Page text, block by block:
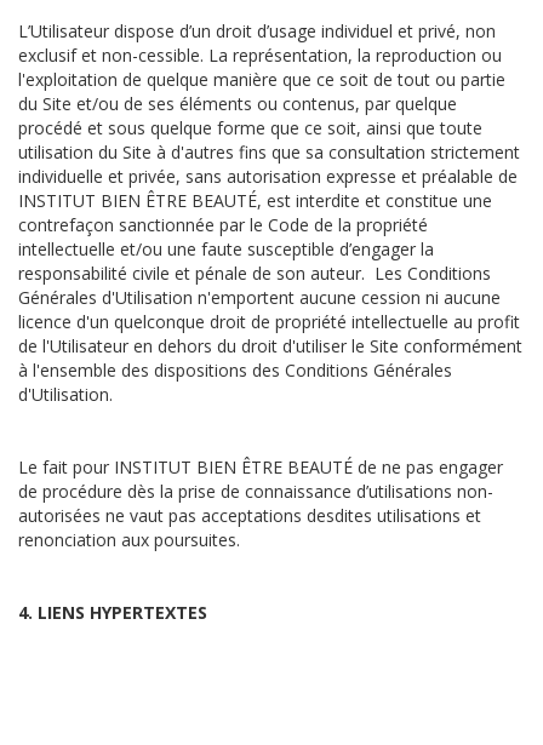
L’Utilisateur dispose d’un droit d’usage individuel et privé, non
exclusif et non-cessible. La représentation, la reproduction ou
l'exploitation de quelque manière que ce soit de tout ou partie
du Site et/ou de ses éléments ou contenus, par quelque
procédé et sous quelque forme que ce soit, ainsi que toute
utilisation du Site à d'autres fins que sa consultation strictement
individuelle et privée, sans autorisation expresse et préalable de
INSTITUT BIEN ÊTRE BEAUTÉ, est interdite et constitue une
contrefaçon sanctionnée par le Code de la propriété
intellectuelle et/ou une faute susceptible d’engager la
responsabilité civile et pénale de son auteur. Les Conditions
Générales d'Utilisation n'emportent aucune cession ni aucune
licence d'un quelconque droit de propriété intellectuelle au profit
de l'Utilisateur en dehors du droit d'utiliser le Site conformément
à l'ensemble des dispositions des Conditions Générales
d'Utilisation.
Le fait pour INSTITUT BIEN ÊTRE BEAUTÉ de ne pas engager
de procédure dès la prise de connaissance d’utilisations non-
autorisées ne vaut pas acceptations desdites utilisations et
renonciation aux poursuites.
4. LIENS HYPERTEXTES